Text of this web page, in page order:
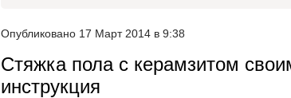
Опубликовано 17 Март 2014 в 9:38
Стяжка пола с керамзитом
инструкция